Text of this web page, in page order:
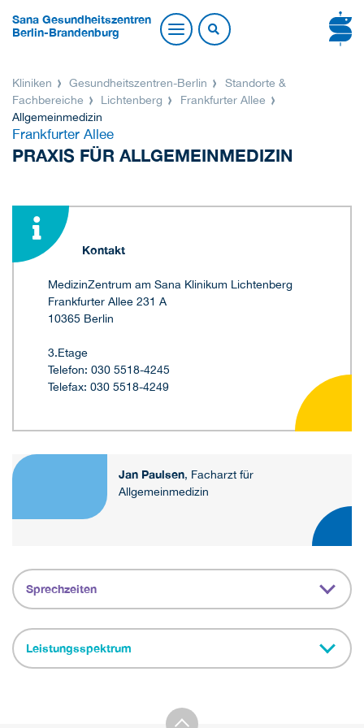
Sana Gesundheitszentren
Berlin-Brandenburg
Kliniken Gesundheitszentren-Berlin
Standorte &
Fachbereiche
Lichtenberg
Frankfurter Allee
Allgemeinmedizin
Frankfurter Allee
PRAXIS FÜR ALLGEMEINMEDIZIN
Kontakt
MedizinZentrum am Sana Klinikum Lichtenberg
Frankfurter Allee 231 A
10365 Berlin
3.Etage
Telefon: 030 5518-4245
Telefax: 030 5518-4249
Jan Paulsen, Facharzt für
Allgemeinmedizin
Sprechzeiten
Leistungsspektrum